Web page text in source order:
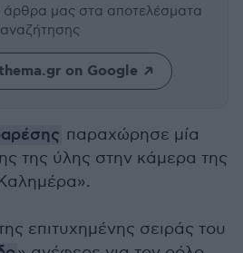
άρθρα μας στα αποτελέσματα
αναζήτησης
on Google
παραχώρησε μία
της ύλης στην κάμερα της
επιτυχημένης σειράς του